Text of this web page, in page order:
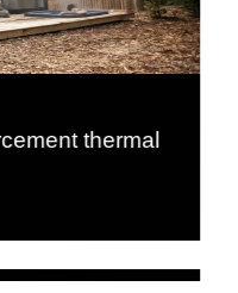
thermal